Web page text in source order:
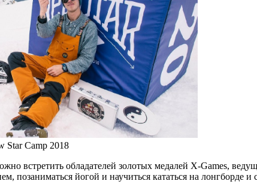
Star Camp 2018
встретить обладателей золотых медалей X-Games,
позаниматься йогой и научиться кататься на лонгборде и